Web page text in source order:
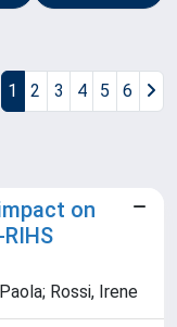
1 2 3 4 5 6
on
Rossi, Irene